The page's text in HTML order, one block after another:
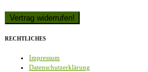
RECHTLICHES
Impressum
Datenschutzerklärung